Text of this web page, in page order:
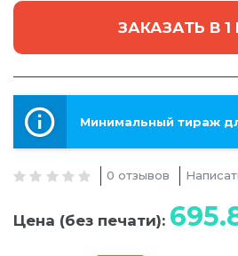
ЗАКАЗАТЬ В 1
Минимальный тираж
0 отзывов
Цена (без печати):